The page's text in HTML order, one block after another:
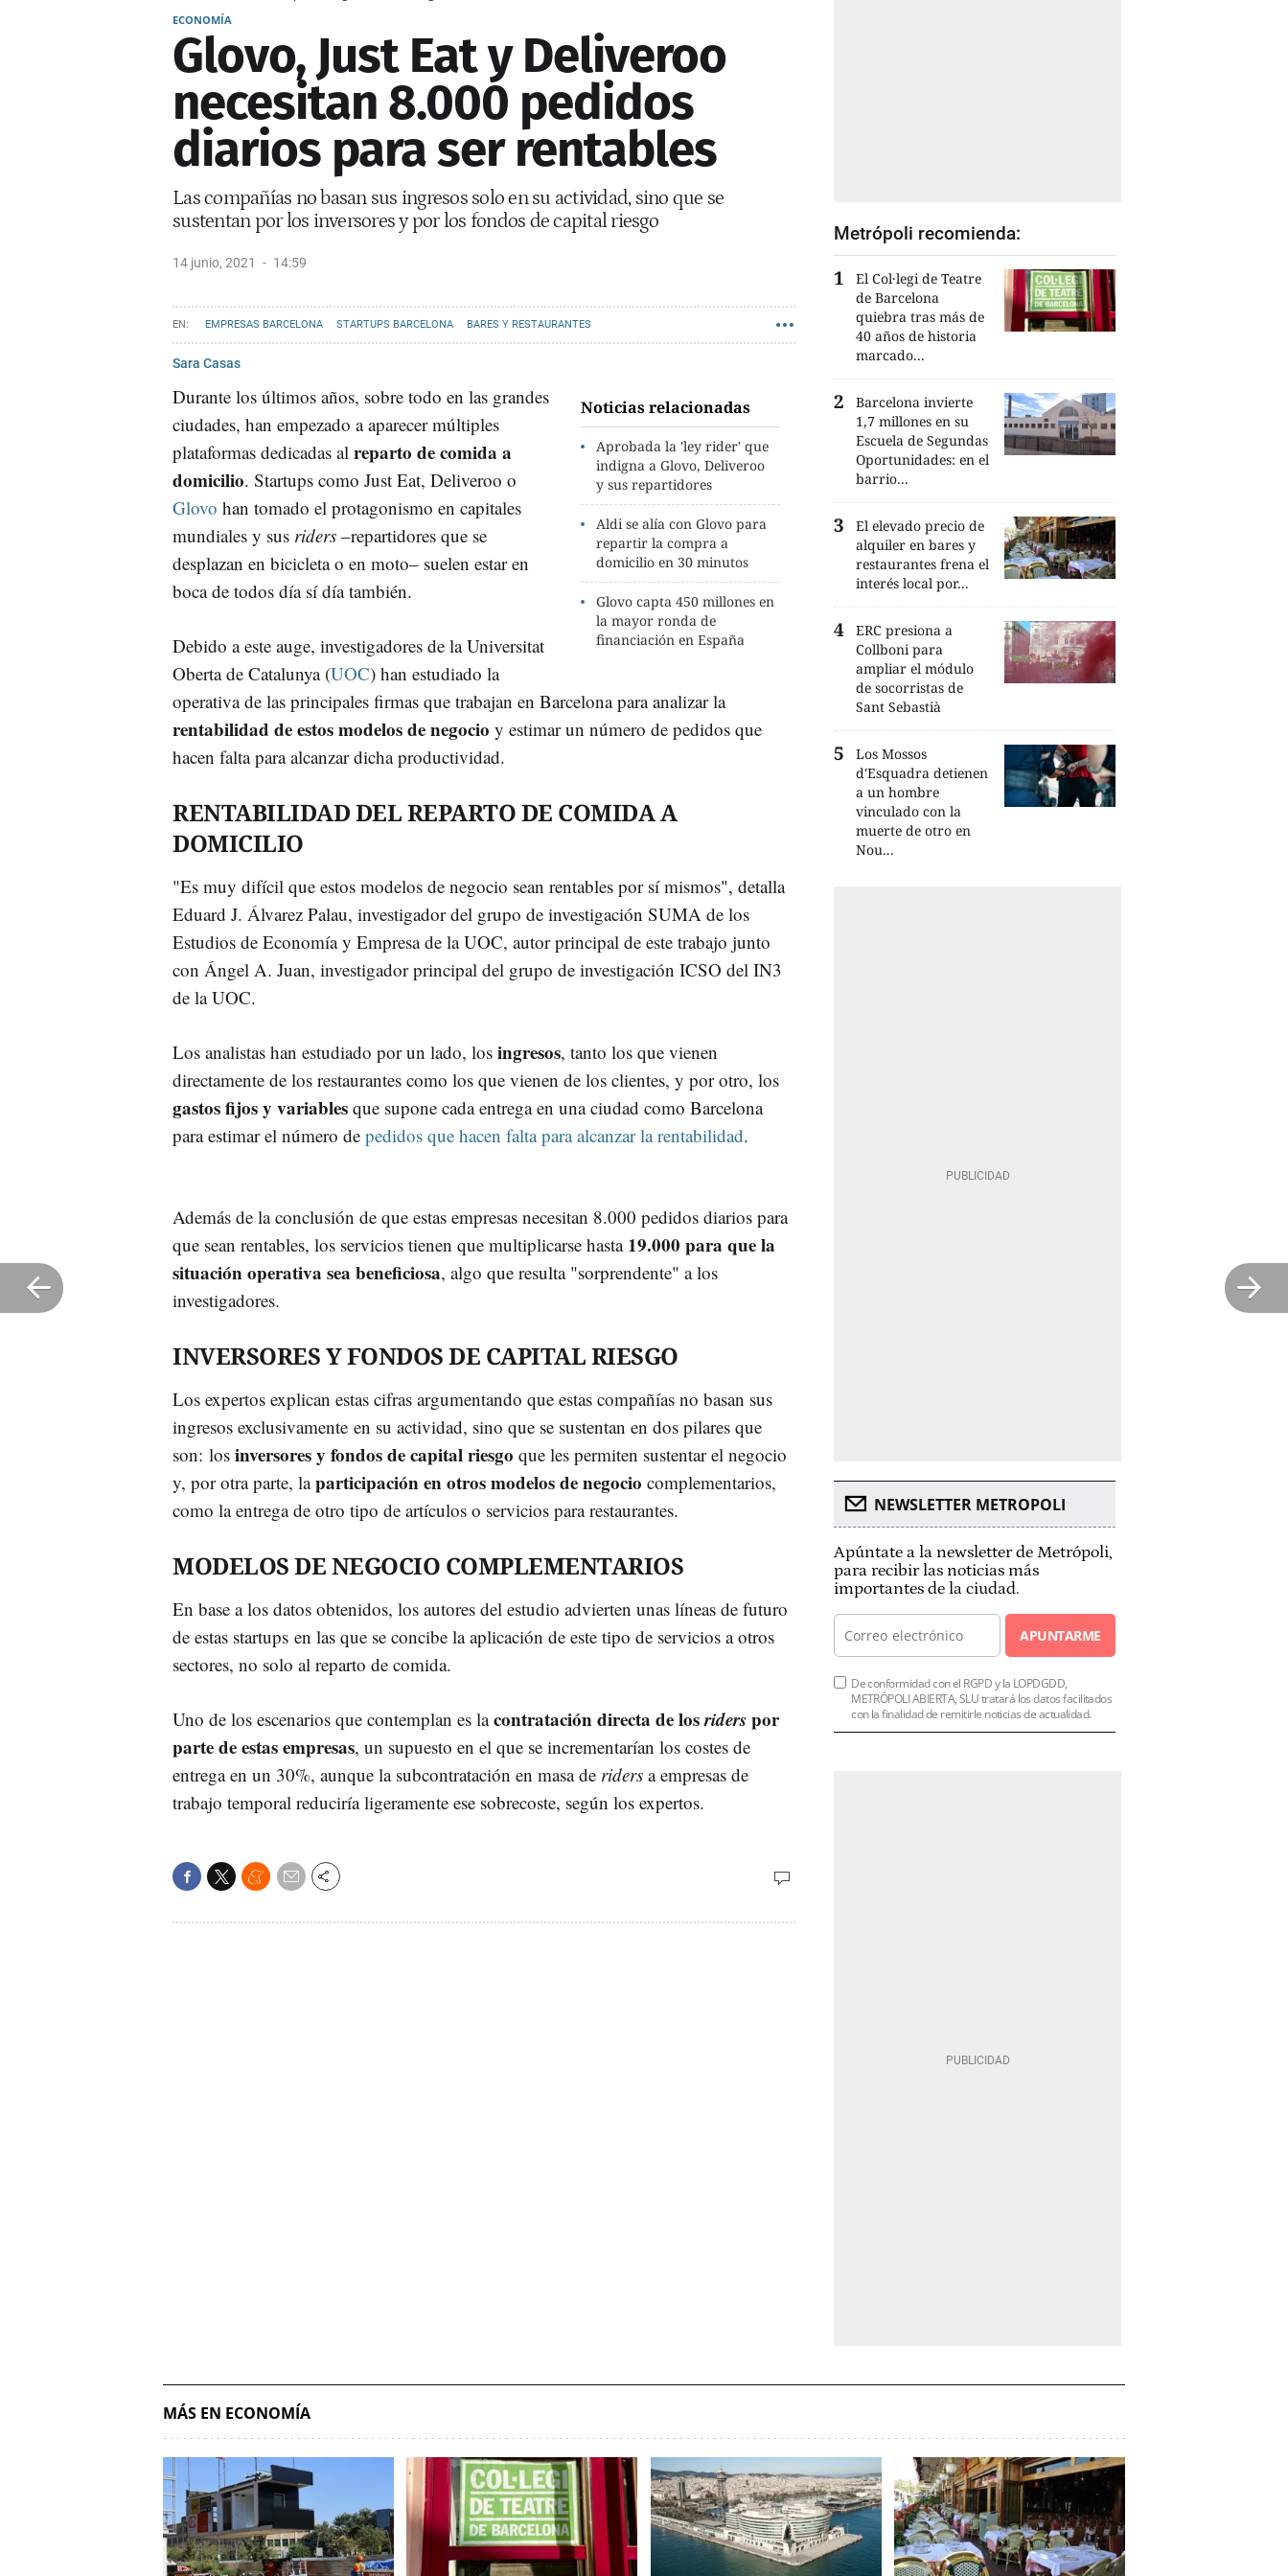
ECONOMÍA
Glovo, Just Eat y Deliveroo
necesitan 8.000 pedidos
diarios para ser rentables
Las compañías no basan sus ingresos solo en su actividad, sino que se
sustentan por los inversores y por los fondos de capital riesgo
14 junio, 2021 14:59
EMPRESAS BARCELONA STARTUPS BARCELONA BARES Y RESTAURANTES
Sara Casas
Noticias relacionadas
Aprobada la 'ley rider' que
indigna a Glovo, Deliveroo
y sus repartidores
Aldi se alía con Glovo para
repartir la compra a
domicilio en 30 minutos
Glovo capta 450 millones en
la mayor ronda de
financiación en España
Durante los últimos años, sobre todo en las grandes
ciudades, han empezado a aparecer múltiples
plataformas dedicadas al reparto de comida a
domicilio. Startups como Just Eat, Deliveroo o
Glovo han tomado el protagonismo en capitales
mundiales y sus riders –repartidores que se
desplazan en bicicleta o en moto– suelen estar en
boca de todos día sí día también.
Debido a este auge, investigadores de la Universitat
Oberta de Catalunya (UOC) han estudiado la
operativa de las principales firmas que trabajan en Barcelona para analizar la
rentabilidad de estos modelos de negocio y estimar un número de pedidos que
hacen falta para alcanzar dicha productividad.
RENTABILIDAD DEL REPARTO DE COMIDA A
DOMICILIO
"Es muy difícil que estos modelos de negocio sean rentables por sí mismos", detalla
Eduard J. Álvarez Palau, investigador del grupo de investigación SUMA de los
Estudios de Economía y Empresa de la UOC, autor principal de este trabajo junto
con Ángel A. Juan, investigador principal del grupo de investigación ICSO del IN3
de la UOC.
Los analistas han estudiado por un lado, los ingresos, tanto los que vienen
directamente de los restaurantes como los que vienen de los clientes, y por otro, los
gastos fijos y variables que supone cada entrega en una ciudad como Barcelona
para estimar el número de pedidos que hacen falta para alcanzar la rentabilidad.
Además de la conclusión de que estas empresas necesitan 8.000 pedidos diarios para
que sean rentables, los servicios tienen que multiplicarse hasta 19.000 para que la
situación operativa sea beneficiosa, algo que resulta "sorprendente" a los
investigadores.
INVERSORES Y FONDOS DE CAPITAL RIESGO
Los expertos explican estas cifras argumentando que estas compañías no basan sus
ingresos exclusivamente en su actividad, sino que se sustentan en dos pilares que
son: los inversores y fondos de capital riesgo que les permiten sustentar el negocio
y, por otra parte, laparticipación en otros modelos de negocio complementarios,
como la entrega de otro tipo de artículos o servicios para restaurantes.
MODELOS DE NEGOCIO COMPLEMENTARIOS
En base a los datos obtenidos, los autores del estudio advierten unas líneas de futuro
de estas startups en las que se concibe la aplicación de este tipo de servicios a otros
sectores, no solo al reparto de comida.
Uno de los escenarios que contemplan es lacontratación directa de losriderspor
parte de estas empresas, un supuesto en el que se incrementarían los costes de
entrega en un 30%, aunque la subcontratación en masa de riders a empresas de
trabajo temporal reduciría ligeramente ese sobrecoste, según los expertos.
Metrópoli recomienda:
El Col·legi de Teatre
de Barcelona
quiebra tras más de
40 años de historia
marcado...
Barcelona invierte
1,7 millones en su
Escuela de Segundas
Oportunidades: en el
barrio...
El elevado precio de
alquiler en bares y
restaurantes frena el
interés local por...
ERC presiona a
Collboni para
ampliar el módulo
de socorristas de
Sant Sebastià
Los Mossos
d'Esquadra detienen
a un hombre
vinculado con la
muerte de otro en
Nou...
NEWSLETTER METROPOLI
Apúntate a la newsletter de Metrópoli,
para recibir las noticias más
importantes de la ciudad.
APUNTARME
De conformidad con el RGPD y la LOPDGDD,
METRÓPOLI ABIERTA, SLU tratará los datos facilitados
con la finalidad de remitirle noticias de actualidad.
MÁS EN ECONOMÍA